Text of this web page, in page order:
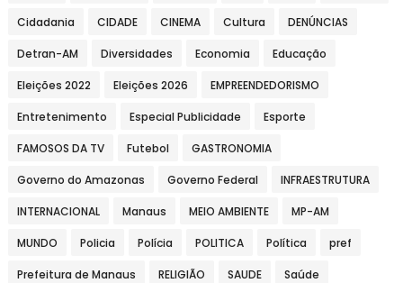
Cidadania CIDADE CINEMA Cultura DENÚNCIAS
Detran-AM Diversidades Economia Educação
Eleições 2022 Eleições 2026 EMPREENDEDORISMO
Entretenimento Especial Publicidade Esporte
FAMOSOS DA TV Futebol GASTRONOMIA
Governo do Amazonas Governo Federal INFRAESTRUTURA
INTERNACIONAL Manaus MEIO AMBIENTE MP-AM
MUNDO Policia Polícia POLITICA Política pref
Prefeitura de Manaus RELIGIÃO SAUDE Saúde